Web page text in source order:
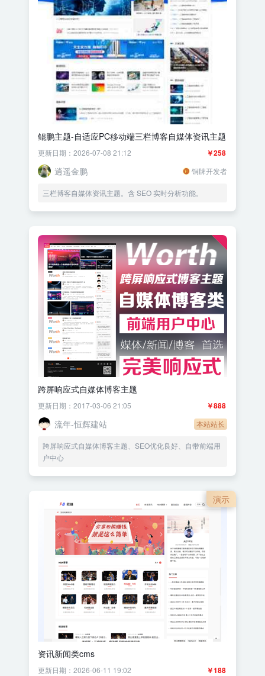
鲲鹏主题-自适应PC移动端三栏博客自媒体资讯主题
￥258
更新日期：2026-07-08 21:12
逍遥金鹏 铜牌开发者
三栏博客自媒体资讯主题。含 SEO 实时分析功能。
跨屏响应式自媒体博客主题
￥888
更新日期：2017-03-06 21:05
流年-恒辉建站 本站站长
跨屏响应式自媒体博客主题、SEO优化良好、自带前端用
户中心
演示
资讯新闻类cms
￥188
更新日期：2026-06-11 19:02